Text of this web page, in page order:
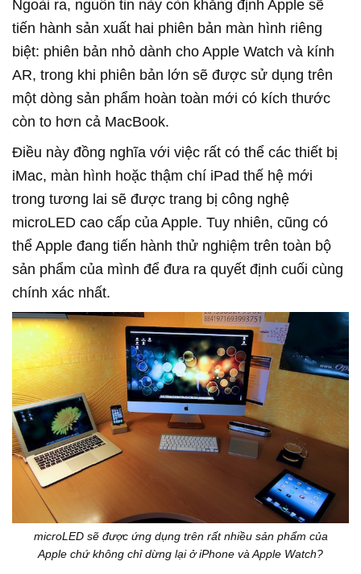
Ngoài ra, nguồn tin này còn khẳng định Apple sẽ
tiến hành sản xuất hai phiên bản màn hình riêng
biệt: phiên bản nhỏ dành cho Apple Watch và kính
AR, trong khi phiên bản lớn sẽ được sử dụng trên
một dòng sản phẩm hoàn toàn mới có kích thước
còn to hơn cả MacBook.
Điều này đồng nghĩa với việc rất có thể các thiết bị
iMac, màn hình hoặc thậm chí iPad thế hệ mới
trong tương lai sẽ được trang bị công nghệ
microLED cao cấp của Apple. Tuy nhiên, cũng có
thể Apple đang tiến hành thử nghiệm trên toàn bộ
sản phẩm của mình để đưa ra quyết định cuối cùng
chính xác nhất.
microLED sẽ được ứng dụng trên rất nhiều sản phẩm của
Apple chứ không chỉ dừng lại ở iPhone và Apple Watch?